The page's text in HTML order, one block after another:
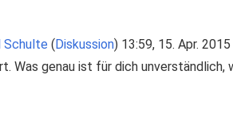
Schulte (Diskussion) 13:59, 15. Apr.
Was genau ist für dich unverständlich,